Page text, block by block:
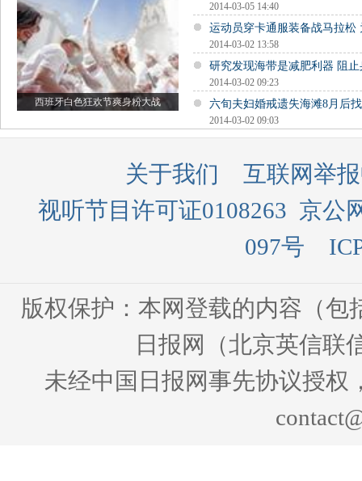
西班牙白色狂欢节爽身粉大战
2014-03-05 14:40
运动员穿卡通服装备战马拉松
2014-03-02 13:58
研究发现海带是减肥利器 阻
2014-03-02 09:23
六旬夫妇婚戒遗失海滩8月后
2014-03-02 09:03
关于我们
互联网举
视听节目许可证0108263 京公
097号
版权保护：本网登载的内容（
日报网（北京英信联
未经中国日报网事先协议授权